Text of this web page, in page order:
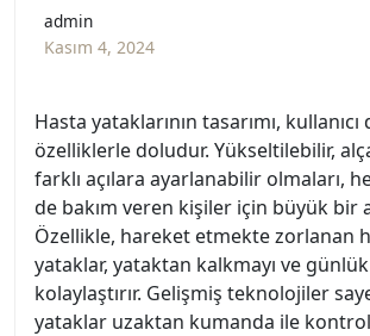
admin
Kasım 4, 2024
Hasta yataklarının tasarımı,
özelliklerle doludur. Yükseltilebilir,
farklı açılara ayarlanabilir olmaları,
de bakım veren kişiler için büyük bir
Özellikle, hareket etmekte zorlanan
yataklar, yataktan kalkmayı ve
kolaylaştırır. Gelişmiş teknolojiler
yataklar uzaktan kumanda ile